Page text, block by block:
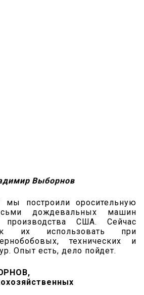
Выборнов
построили оросительную
дождевальных машин
производства США. Сейчас
их использовать при
технических и
Опыт есть, дело пойдет.